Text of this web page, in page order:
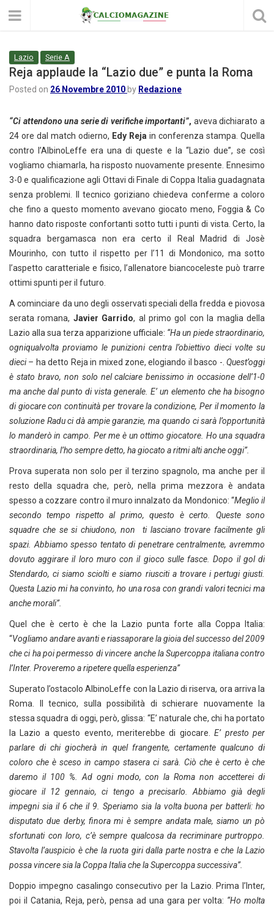
Lazio Serie A
Reja applaude la “Lazio due” e punta la Roma
Posted on 26 Novembre 2010 by Redazione
“Ci attendono una serie di verifiche importanti”, aveva dichiarato a
24 ore dal match odierno, Edy Reja in conferenza stampa. Quella
contro l’AlbinoLeffe era una di queste e la “Lazio due”, se così
vogliamo chiamarla, ha risposto nuovamente presente. Ennesimo
3-0 e qualificazione agli Ottavi di Finale di Coppa Italia guadagnata
senza problemi. Il tecnico goriziano chiedeva conferme a coloro
che fino a questo momento avevano giocato meno, Foggia & Co
hanno dato risposte confortanti sotto tutti i punti di vista. Certo, la
squadra bergamasca non era certo il Real Madrid di Josè
Mourinho, con tutto il rispetto per l’11 di Mondonico, ma sotto
l’aspetto caratteriale e fisico, l’allenatore biancoceleste può trarre
ottimi spunti per il futuro.
A cominciare da uno degli osservati speciali della fredda e piovosa
serata romana, Javier Garrido, al primo gol con la maglia della
Lazio alla sua terza apparizione ufficiale: “Ha un piede straordinario,
ogniqualvolta proviamo le punizioni centra l’obiettivo dieci volte su
dieci – ha detto Reja in mixed zone, elogiando il basco -. Quest’oggi
è stato bravo, non solo nel calciare benissimo in occasione dell’1-0
ma anche dal punto di vista generale. E’ un elemento che ha bisogno
di giocare con continuità per trovare la condizione, Per il momento la
soluzione Radu ci dà ampie garanzie, ma quando ci sarà l’opportunità
lo manderò in campo. Per me è un ottimo giocatore. Ho una squadra
straordinaria, l’ho sempre detto, ha giocato a ritmi alti anche oggi”.
Prova superata non solo per il terzino spagnolo, ma anche per il
resto della squadra che, però, nella prima mezzora è andata
spesso a cozzare contro il muro innalzato da Mondonico: “Meglio il
secondo tempo rispetto al primo, questo è certo. Queste sono
squadre che se si chiudono, non ti lasciano trovare facilmente gli
spazi. Abbiamo spesso tentato di penetrare centralmente, avremmo
dovuto aggirare il loro muro con il gioco sulle fasce. Dopo il gol di
Stendardo, ci siamo sciolti e siamo riusciti a trovare i pertugi giusti.
Questa Lazio mi ha convinto, ho una rosa con grandi valori tecnici ma
anche morali”.
Quel che è certo è che la Lazio punta forte alla Coppa Italia:
“Vogliamo andare avanti e riassaporare la gioia del successo del 2009
che ci ha poi permesso di vincere anche la Supercoppa italiana contro
l’Inter. Proveremo a ripetere quella esperienza”
Superato l’ostacolo AlbinoLeffe con la Lazio di riserva, ora arriva la
Roma. Il tecnico, sulla possibilità di schierare nuovamente la
stessa squadra di oggi, però, glissa: “E’ naturale che, chi ha portato
la Lazio a questo evento, meriterebbe di giocare.E’ presto per
parlare di chi giocherà in quel frangente, certamente qualcuno di
coloro che è sceso in campo stasera ci sarà. Ciò che è certo è che
daremo il 100 %. Ad ogni modo, con la Roma non accetterei di
giocare il 12 gennaio, ci tengo a precisarlo. Abbiamo già degli
impegni sia il 6 che il 9. Speriamo sia la volta buona per batterli: ho
disputato due derby, finora mi è sempre andata male, siamo un pò
sfortunati con loro, c’è sempre qualcosa da recriminare purtroppo.
Stavolta l’auspicio è che la ruota giri dalla parte nostra e che la Lazio
possa vincere sia la Coppa Italia che la Supercoppa successiva”.
Doppio impegno casalingo consecutivo per la Lazio. Prima l’Inter,
poi il Catania, Reja, però, pensa ad una gara per volta: “Ho molta